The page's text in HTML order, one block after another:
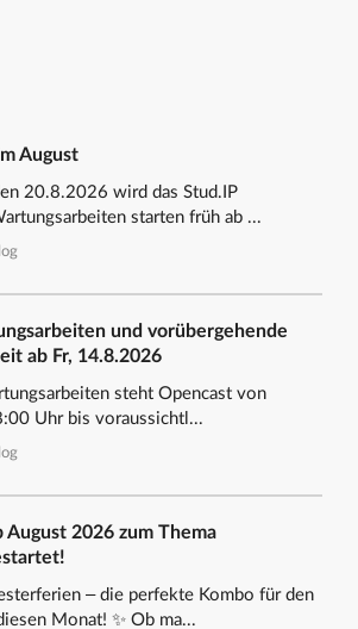
August
20.8.2026 wird das Stud.IP
starten früh ab ...
und vorübergehende
ab Fr, 14.8.2026
steht Opencast von
Uhr bis voraussichtl...
2026 zum Thema
– die perfekte Kombo für den
Monat! ✨ Ob ma...